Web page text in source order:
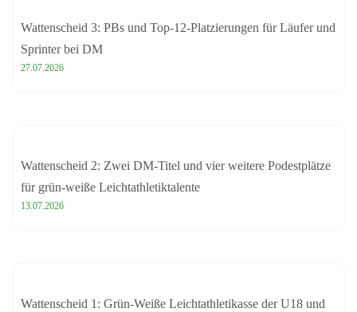
Wattenscheid 3: PBs und Top-12-Platzierungen für Läufer und
Sprinter bei DM
27.07.2026
Wattenscheid 2: Zwei DM-Titel und vier weitere Podestplätze
für grün-weiße Leichtathletiktalente
13.07.2026
Wattenscheid 1: Grün-Weiße Leichtathletikasse der U18 und